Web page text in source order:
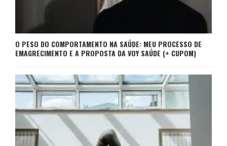
O PESO DO COMPORTAMENTO NA SAÚDE: MEU PROCESSO DE
EMAGRECIMENTO E A PROPOSTA DA VOY SAÚDE (+ CUPOM)